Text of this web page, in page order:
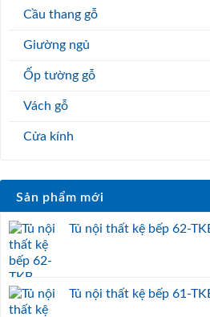
Cầu thang gỗ
Giường ngủ
Ốp tường gỗ
Vách gỗ
Cửa kính
Sản phẩm mới
Tủ nội thất kệ bếp 62-
Tủ nội thất kệ bếp 61-